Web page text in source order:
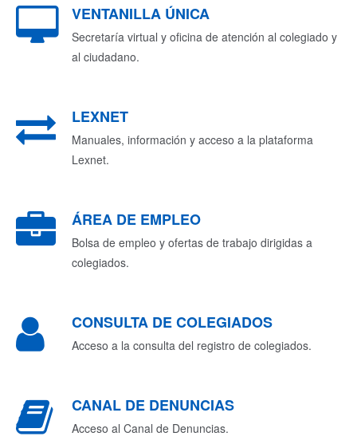
VENTANILLA ÚNICA
Secretaría virtual y oficina de atención al colegiado y
al ciudadano.
LEXNET
Manuales, información y acceso a la plataforma
Lexnet.
ÁREA DE EMPLEO
Bolsa de empleo y ofertas de trabajo dirigidas a
colegiados.
CONSULTA DE COLEGIADOS
Acceso a la consulta del registro de colegiados.
CANAL DE DENUNCIAS
Acceso al Canal de Denuncias.